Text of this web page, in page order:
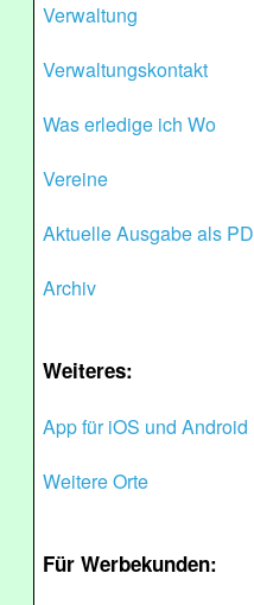
Verwaltung
Verwaltungskontakt
Was erledige ich Wo
Vereine
Aktuelle Ausgabe als
Archiv
Weiteres:
App für iOS und Android
Weitere Orte
Für Werbekunden: